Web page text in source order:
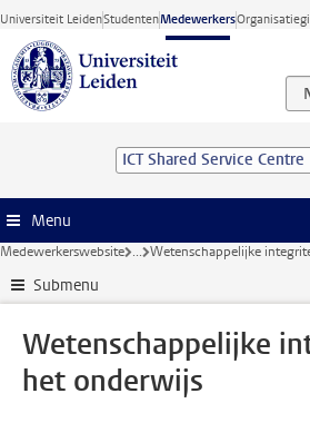
Ga direct naar de inhoud
Universiteit LeidenStudentenMedewerkers
ICT Shared Service Centre
Menu
Medewerkerswebsite ... Wetenschappelijke
Submenu
Wetenschappelijke
het onderwijs